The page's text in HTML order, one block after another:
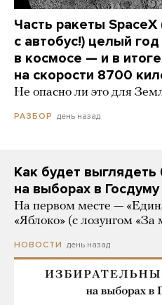
Часть ракеты
с автобус!) целый
в космосе — и в
на скорости 8700
Не опасно ли это для
РАЗБОР день назад
Как будет
на выборах в
На первом месте —
«Яблоко» (с лозунгом «За
НОВОСТИ день назад